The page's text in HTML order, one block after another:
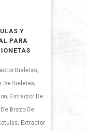
Y
PARA
Bieletas,
De Bieletas,
, Extractor De
Brazo De
, Extractor